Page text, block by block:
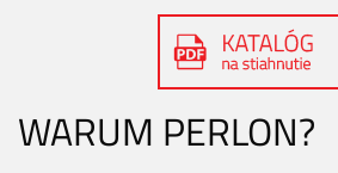
WARUM PERLON?